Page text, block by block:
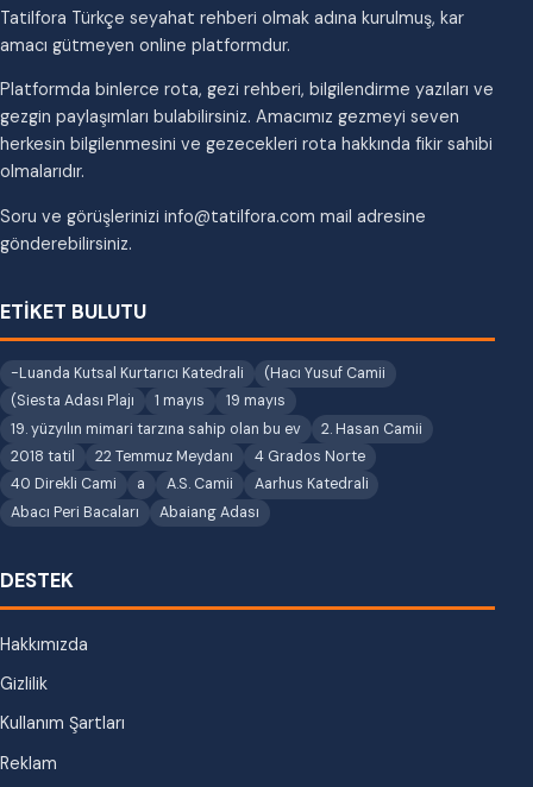
Tatilfora Türkçe seyahat rehberi olmak adına kurulmuş, kar
amacı gütmeyen online platformdur.
Platformda binlerce rota, gezi rehberi, bilgilendirme yazıları ve
gezgin paylaşımları bulabilirsiniz. Amacımız gezmeyi seven
herkesin bilgilenmesini ve gezecekleri rota hakkında fikir sahibi
olmalarıdır.
Soru ve görüşlerinizi info@tatilfora.com mail adresine
gönderebilirsiniz.
ETİKET BULUTU
-Luanda Kutsal Kurtarıcı Katedrali
(Hacı Yusuf Camii
(Siesta Adası Plajı
1 mayıs
19 mayıs
19. yüzyılın mimari tarzına sahip olan bu ev
2. Hasan Camii
2018 tatil
22 Temmuz Meydanı
4 Grados Norte
40 Direkli Cami
a A.S. Camii
Aarhus Katedrali
Abacı Peri Bacaları
Abaiang Adası
DESTEK
Hakkımızda
Gizlilik
Kullanım Şartları
Reklam